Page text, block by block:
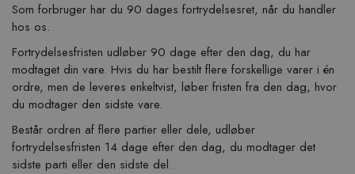
Som forbruger har du 90 dages fortrydelsesret, når du handler
hos os.
Fortrydelsesfristen udløber 90 dage efter den dag, du har
modtaget din vare. Hvis du har bestilt flere forskellige varer i én
ordre, men de leveres enkeltvist, løber fristen fra den dag, hvor
du modtager den sidste vare.
Består ordren af flere partier eller dele, udløber
fortrydelsesfristen 14 dage efter den dag, du modtager det
sidste parti eller den sidste del.